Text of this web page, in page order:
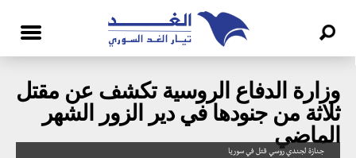
وزارة الدفاع الروسية تكشف عن مقتل
ثلاثة من جنودها في دير الزور الشهر
الماضي
جنازة لجندي روسي قتل في سوريا